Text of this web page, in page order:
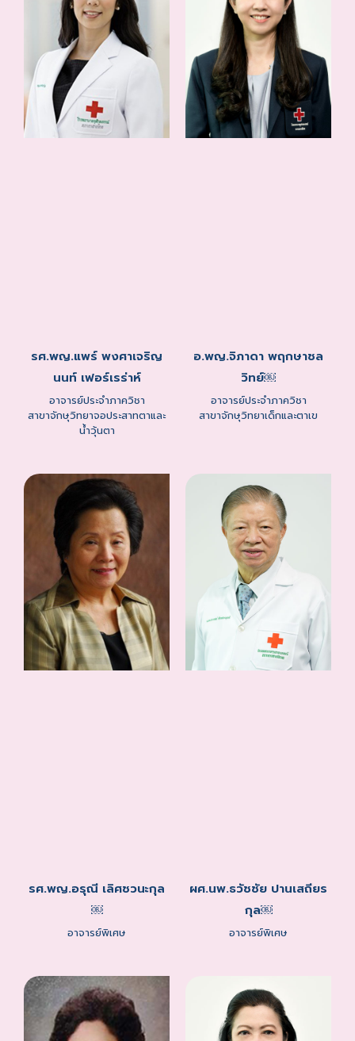
รศ.พญ.แพร์ พงศาเจริญ
นนท์ เฟอร์เรร่าห์
อาจารย์ประจำภาควิชา
สาขาจักษุวิทยาจอประสาทตาและ
น้ำวุ้นตา
อ.พญ.จิภาดา พฤกษาชล
วิทย์￼
อาจารย์ประจำภาควิชา
สาขาจักษุวิทยาเด็กและตาเข
รศ.พญ.อรุณี เลิศชวนะกุล
￼
อาจารย์พิเศษ
ผศ.นพ.ธวัชชัย ปานเสถียร
กุล￼
อาจารย์พิเศษ